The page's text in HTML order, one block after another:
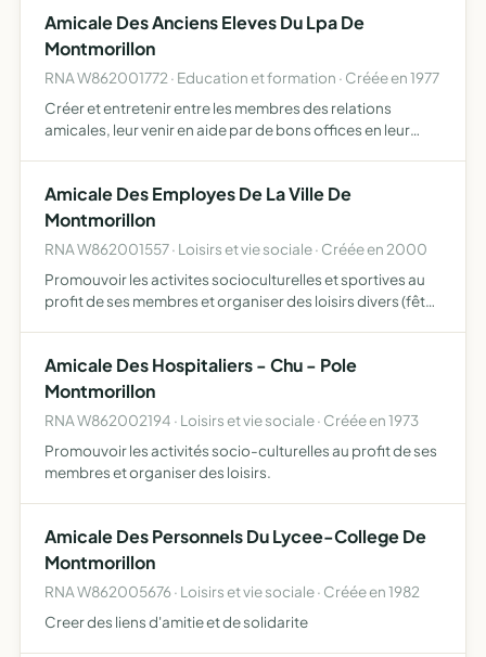
Amicale Des Anciens Eleves Du Lpa De
Montmorillon
RNA W862001772 · Education et formation · Créée en 1977
Créer et entretenir entre les membres des relations
amicales, leur venir en aide par de bons offices en leur
Amicale Des Employes De La Ville De
Montmorillon
RNA W862001557 · Loisirs et vie sociale · Créée en 2000
Promouvoir les activites socioculturelles et sportives au
profit de ses membres et organiser des loisirs divers (fêtes
Amicale Des Hospitaliers - Chu - Pole
Montmorillon
RNA W862002194 · Loisirs et vie sociale · Créée en 1973
Promouvoir les activités socio-culturelles au profit de ses
membres et organiser des loisirs.
Amicale Des Personnels Du Lycee-College De
Montmorillon
RNA W862005676 · Loisirs et vie sociale · Créée en 1982
Creer des liens d'amitie et de solidarite